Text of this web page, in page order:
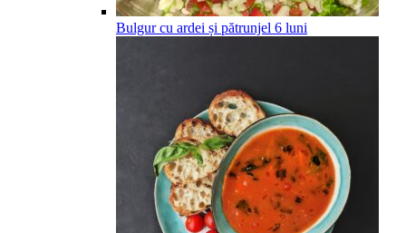
Bulgur cu ardei și pătrunjel 6 luni